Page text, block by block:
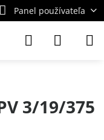
Panel používateľa
3/19/375